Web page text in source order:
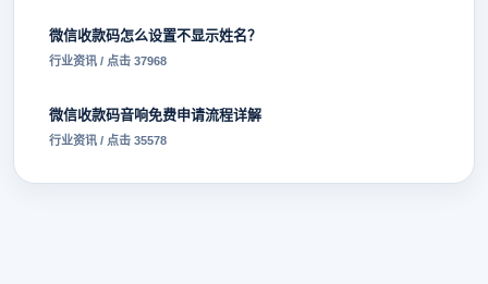
微信收款码怎么设置不显示姓名？
行业资讯 / 点击 37968
微信收款码音响免费申请流程详解
行业资讯 / 点击 35578